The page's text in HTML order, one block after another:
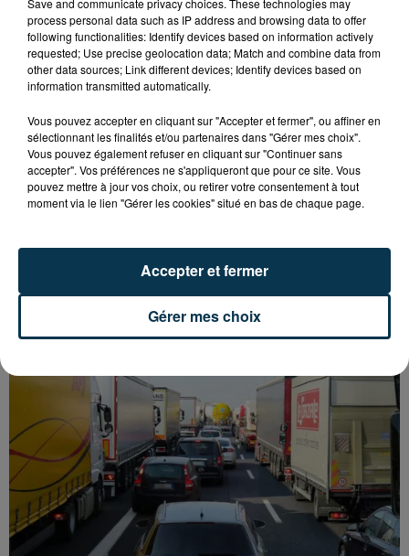
L’ASSE RÉDUIT FACE À SOCHAUX, UNE
PREMIÈRE VICTOIRE POUR NOS VERTS ?
process personal data such as IP address and browsing data to offer
following functionalities: Identify devices based on information actively
requested; Use precise geolocation data; Match and combine data from
other data sources; Link different devices; Identify devices based on
information transmitted automatically.
Vous pouvez accepter en cliquant sur "Accepter et fermer", ou affiner en
sélectionnant les finalités et/ou partenaires dans "Gérer mes choix".
Vous pouvez également refuser en cliquant sur "Continuer sans
accepter". Vos préférences ne s'appliqueront que pour ce site. Vous
pouvez mettre à jour vos choix, ou retirer votre consentement à tout
moment via le lien "Gérer les cookies" situé en bas de chaque page.
Gérer mes choix
Accepter et fermer